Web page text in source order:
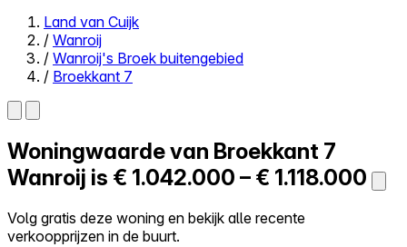
Close menu
Zelf kopen
Alles-in-één
Reviews
Log in
Land van Cuijk
/ Wanroij
/ Wanroij's Broek buitengebied
/ Broekkant 7
Woningwaarde van Broekkant 7
Wanroij is € 1.042.000 – € 1.118.000
Volg gratis deze woning en bekijk alle recente
verkoopprijzen in de buurt.